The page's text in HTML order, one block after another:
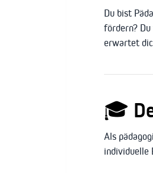
Du bist
fördern?
erwartet
🎓
Als
individuelle